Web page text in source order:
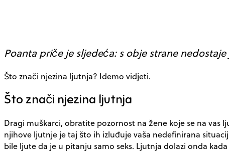
Poanta priče je sljedeća: s obje strane
Što znači njezina ljutnja? Idemo vidjeti.
Što znači njezina ljutnja
Dragi muškarci, obratite pozornost na žene koje se na vas
njihove ljutnje je taj što ih izluđuje vaša nedefinirana
bile ljute da je u pitanju samo seks. Ljutnja dolazi onda